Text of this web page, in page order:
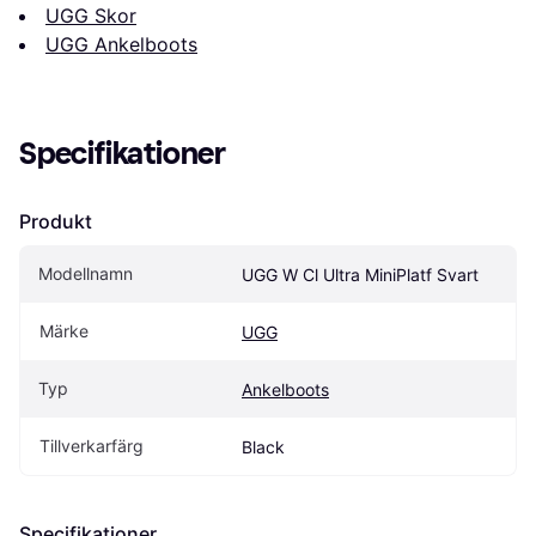
UGG Skor
UGG Ankelboots
Specifikationer
Produkt
Modellnamn UGG W Cl Ultra MiniPlatf Svart
Märke UGG
Typ Ankelboots
Tillverkarfärg Black